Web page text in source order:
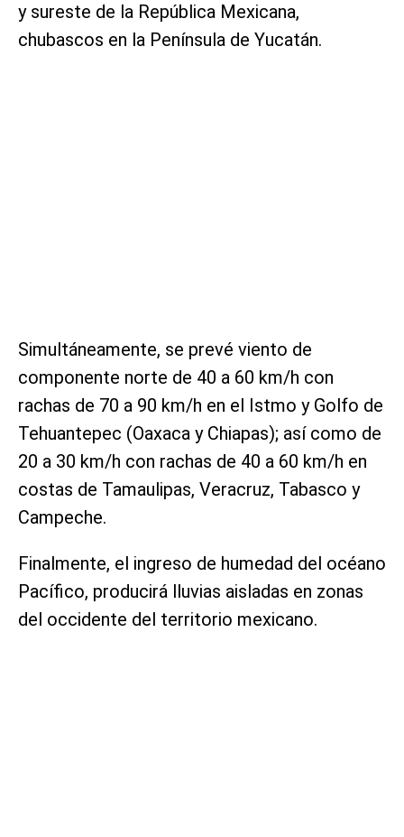
y sureste de la República Mexicana,
chubascos en la Península de Yucatán.
Simultáneamente, se prevé viento de
componente norte de 40 a 60 km/h con
rachas de 70 a 90 km/h en el Istmo y Golfo de
Tehuantepec (Oaxaca y Chiapas); así como de
20 a 30 km/h con rachas de 40 a 60 km/h en
costas de Tamaulipas, Veracruz, Tabasco y
Campeche.
Finalmente, el ingreso de humedad del océano
Pacífico, producirá lluvias aisladas en zonas
del occidente del territorio mexicano.